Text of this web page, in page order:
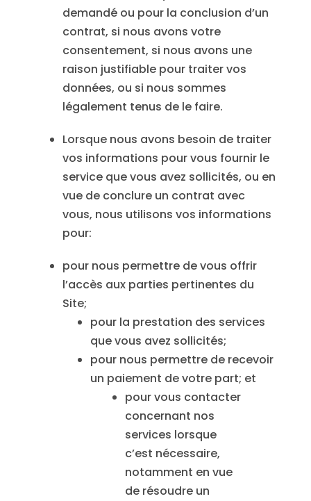
demandé ou pour la conclusion d’un
contrat, si nous avons votre
consentement, si nous avons une
raison justifiable pour traiter vos
données, ou si nous sommes
légalement tenus de le faire.
Lorsque nous avons besoin de traiter
vos informations pour vous fournir le
service que vous avez sollicités, ou en
vue de conclure un contrat avec
vous, nous utilisons vos informations
pour:
pour nous permettre de vous offrir
l’accès aux parties pertinentes du
Site;
pour la prestation des services
que vous avez sollicités;
pour nous permettre de recevoir
un paiement de votre part; et
pour vous contacter
concernant nos
services lorsque
c’est nécessaire,
notamment en vue
de résoudre un